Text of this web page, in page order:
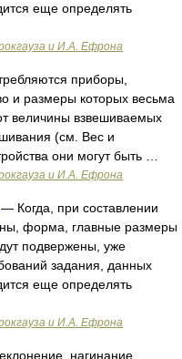
еще определять
и И.А. Ефрона
приборы,
и размеры которых весьма
величины взвешиваемых
(см. Вес и
они могут быть …
и И.А. Ефрона
— Когда, при составлении
форма, главные размеры
подвержены, уже
задания, данных
еще определять
и И.А. Ефрона
нагинание,